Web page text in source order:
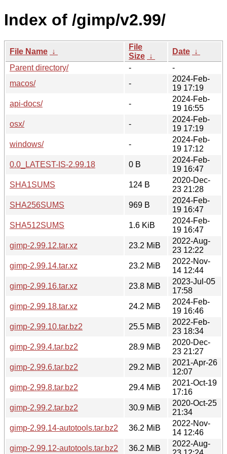
Index of /gimp/v2.99/
File Name ↓
File
Size ↓
Date ↓
Parent directory/
-
-
macos/
-
2024-Feb-
19 17:19
api-docs/
-
2024-Feb-
19 16:55
osx/
-
2024-Feb-
19 17:19
windows/
-
2024-Feb-
19 17:12
0.0_LATEST-IS-2.99.18
0 B
2024-Feb-
19 16:47
SHA1SUMS
124 B
2020-Dec-
23 21:28
SHA256SUMS
969 B
2024-Feb-
19 16:47
SHA512SUMS
1.6 KiB
2024-Feb-
19 16:47
gimp-2.99.12.tar.xz
23.2 MiB
2022-Aug-
23 12:22
gimp-2.99.14.tar.xz
23.2 MiB
2022-Nov-
14 12:44
gimp-2.99.16.tar.xz
23.8 MiB
2023-Jul-05
17:58
gimp-2.99.18.tar.xz
24.2 MiB
2024-Feb-
19 16:46
gimp-2.99.10.tar.bz2
25.5 MiB
2022-Feb-
23 18:34
gimp-2.99.4.tar.bz2
28.9 MiB
2020-Dec-
23 21:27
gimp-2.99.6.tar.bz2
29.2 MiB
2021-Apr-26
12:07
gimp-2.99.8.tar.bz2
29.4 MiB
2021-Oct-19
17:16
gimp-2.99.2.tar.bz2
30.9 MiB
2020-Oct-25
21:34
gimp-2.99.14-autotools.tar.bz2
36.2 MiB
2022-Nov-
14 12:46
gimp-2.99.12-autotools.tar.bz2
36.2 MiB
2022-Aug-